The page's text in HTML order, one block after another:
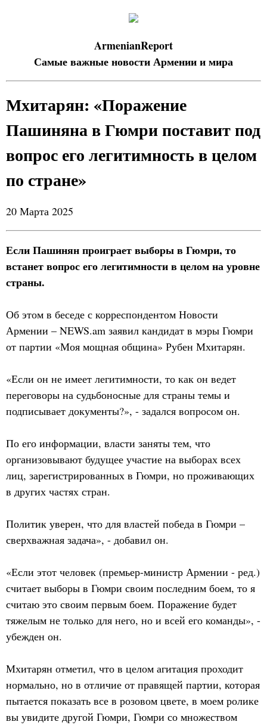
ArmenianReport
Самые важные новости Армении и мира
Мхитарян: «Поражение
Пашиняна в Гюмри поставит под
вопрос его легитимность в целом
по стране»
20 Марта 2025
Если Пашинян проиграет выборы в Гюмри, то
встанет вопрос его легитимности в целом на уровне
страны.
Об этом в беседе с корреспондентом Новости
Армении – NEWS.am заявил кандидат в мэры Гюмри
от партии «Моя мощная община» Рубен Мхитарян.
«Если он не имеет легитимности, то как он ведет
переговоры на судьбоносные для страны темы и
подписывает документы?», - задался вопросом он.
По его информации, власти заняты тем, что
организовывают будущее участие на выборах всех
лиц, зарегистрированных в Гюмри, но проживающих
в других частях стран.
Политик уверен, что для властей победа в Гюмри –
сверхважная задача», - добавил он.
«Если этот человек (премьер-министр Армении - ред.)
считает выборы в Гюмри своим последним боем, то я
считаю это своим первым боем. Поражение будет
тяжелым не только для него, но и всей его команды», -
убежден он.
Мхитарян отметил, что в целом агитация проходит
нормально, но в отличие от правящей партии, которая
пытается показать все в розовом цвете, в моем ролике
вы увидите другой Гюмри, Гюмри со множеством